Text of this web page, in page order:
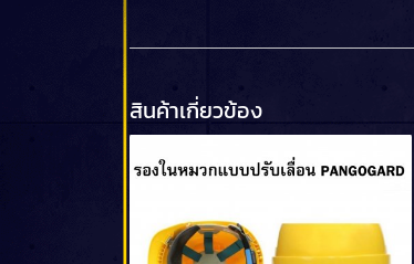
สินค้าเกี่ยวข้อง